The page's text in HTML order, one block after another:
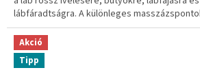
lábfáradtságra. A különleges
Akció
Tipp